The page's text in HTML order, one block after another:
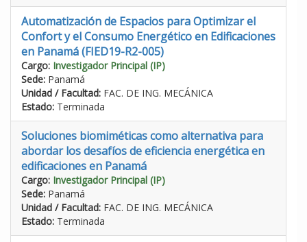
Automatización de Espacios para Optimizar el
Confort y el Consumo Energético en Edificaciones
en Panamá (FIED19-R2-005)
Cargo: Investigador Principal (IP)
Sede: Panamá
Unidad / Facultad: FAC. DE ING. MECÁNICA
Estado: Terminada
Soluciones biomiméticas como alternativa para
abordar los desafíos de eficiencia energética en
edificaciones en Panamá
Cargo: Investigador Principal (IP)
Sede: Panamá
Unidad / Facultad: FAC. DE ING. MECÁNICA
Estado: Terminada